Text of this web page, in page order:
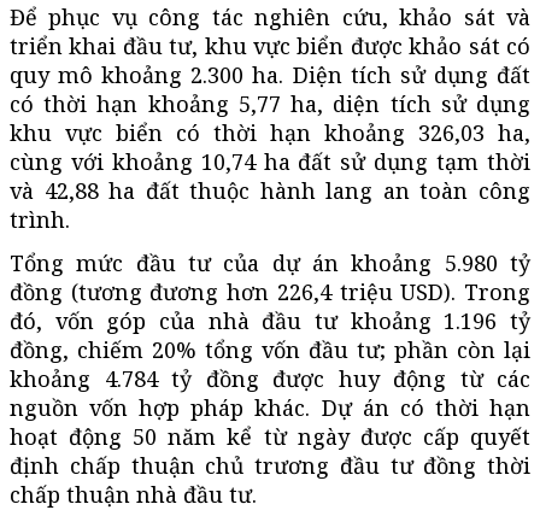
Để phục vụ công tác nghiên cứu, khảo sát và
triển khai đầu tư, khu vực biển được khảo sát có
quy mô khoảng 2.300 ha. Diện tích sử dụng đất
có thời hạn khoảng 5,77 ha, diện tích sử dụng
khu vực biển có thời hạn khoảng 326,03 ha,
cùng với khoảng 10,74 ha đất sử dụng tạm thời
và 42,88 ha đất thuộc hành lang an toàn công
trình.
Tổng mức đầu tư của dự án khoảng 5.980 tỷ
đồng (tương đương hơn 226,4 triệu USD). Trong
đó, vốn góp của nhà đầu tư khoảng 1.196 tỷ
đồng, chiếm 20% tổng vốn đầu tư; phần còn lại
khoảng 4.784 tỷ đồng được huy động từ các
nguồn vốn hợp pháp khác. Dự án có thời hạn
hoạt động 50 năm kể từ ngày được cấp quyết
định chấp thuận chủ trương đầu tư đồng thời
chấp thuận nhà đầu tư.